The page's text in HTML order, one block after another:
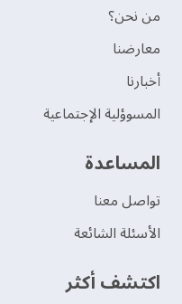
من نحن؟
‫معارضنا‬
‫أخبارنا‬
المسوؤلية الإجتماعية
‫المساعدة‬
تواصل معنا
الأسئلة الشائعة
اكتشف أكثر